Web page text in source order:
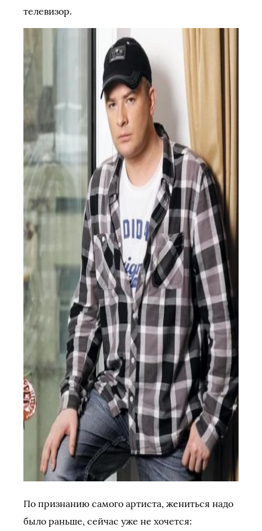
телевизор.
По признанию самого артиста, жениться надо
было раньше, сейчас уже не хочется: